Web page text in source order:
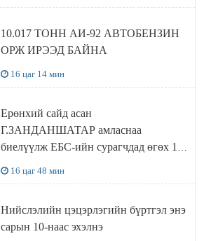
10.017 ТОНН АИ-92 АВТОБЕНЗИН
ОРЖ ИРЭЭД БАЙНА
16 цаг 14 мин
Ерөнхий сайд асан
Г.ЗАНДАНШАТАР амласнаа
биелүүлж ЕБС-ийн сурагчдад өгөх 10.
16 цаг 48 мин
Нийслэлийн цэцэрлэгийн бүртгэл энэ
сарын 10-наас эхэлнэ